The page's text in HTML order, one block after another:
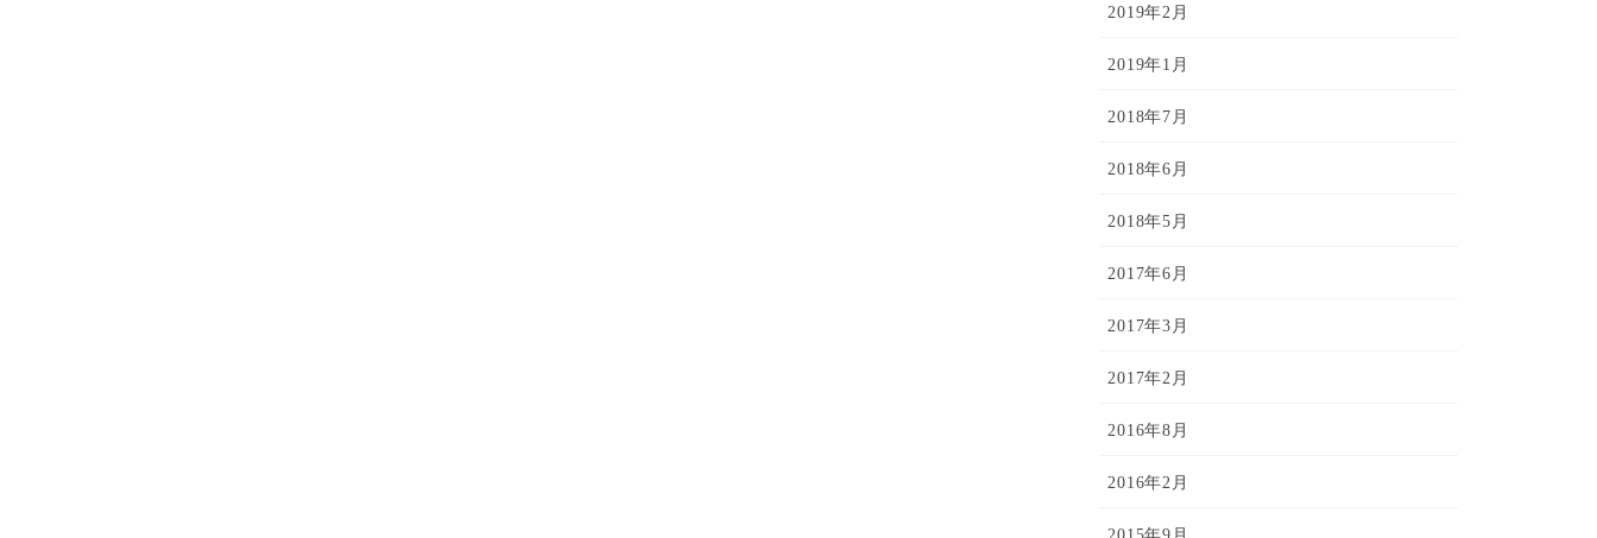
2019年2月
2019年1月
2018年7月
2018年6月
2018年5月
2017年6月
2017年3月
2017年2月
2016年8月
2016年2月